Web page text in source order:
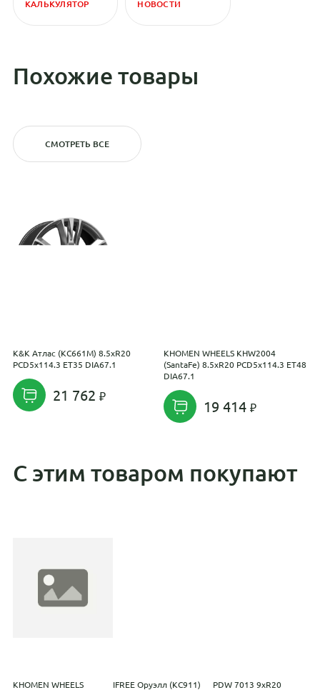
КАЛЬКУЛЯТОР НОВОСТИ
Похожие товары
СМОТРЕТЬ ВСЕ
K&K Атлас (КС661M) 8.5xR20
PCD5x114.3 ET35 DIA67.1
21 762
KHOMEN WHEELS KHW2004
(SantaFe) 8.5xR20 PCD5x114.3 ET48
DIA67.1
19 414
С этим товаром покупают
KHOMEN WHEELS
IFREE Оруэлл (КС911)
PDW 7013 9xR20